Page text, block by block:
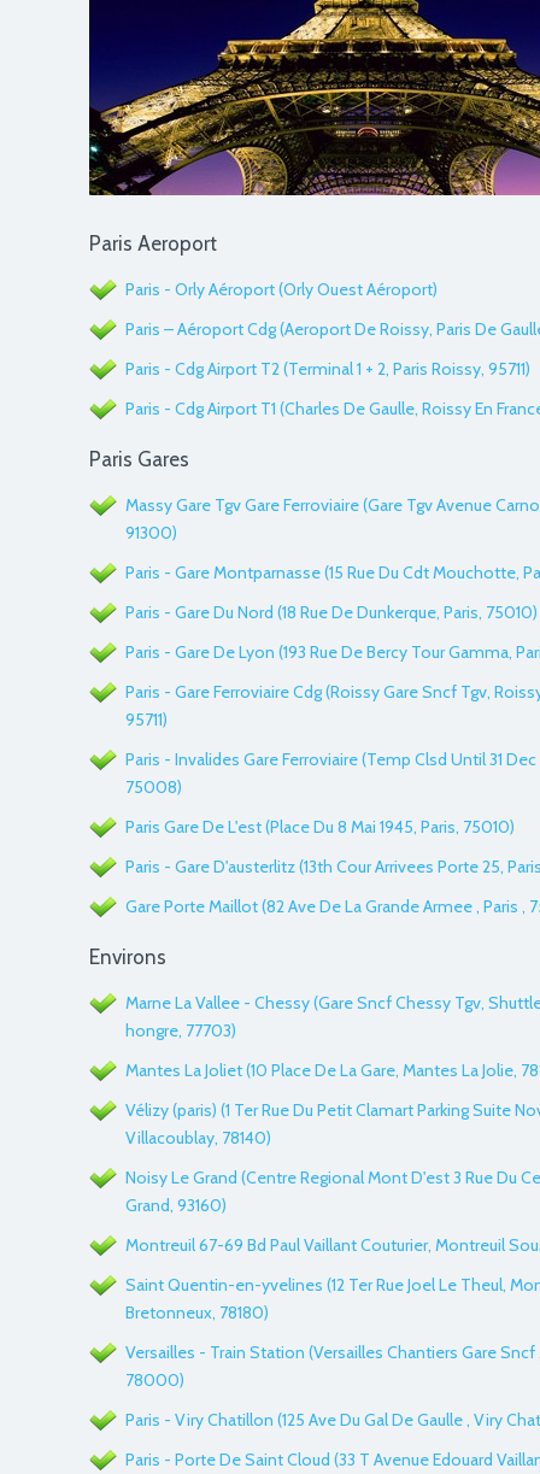
Paris Aeroport
Paris - Orly Aéroport (Orly Ouest Aéroport)
Paris – Aéroport Cdg (Aeroport De Roissy, Paris De
Paris - Cdg Airport T2 (Terminal 1 + 2, Paris Roissy, 95711)
Paris - Cdg Airport T1 (Charles De Gaulle, Roissy En
Paris Gares
Massy Gare Tgv Gare Ferroviaire (Gare Tgv Avenue
91300)
Paris - Gare Montparnasse (15 Rue Du Cdt Mouchotte,
Paris - Gare Du Nord (18 Rue De Dunkerque, Paris, 75010)
Paris - Gare De Lyon (193 Rue De Bercy Tour Gamma,
Paris - Gare Ferroviaire Cdg (Roissy Gare Sncf Tgv,
95711)
Paris - Invalides Gare Ferroviaire (Temp Clsd Until 31 Dec
75008)
Paris Gare De L'est (Place Du 8 Mai 1945, Paris, 75010)
Paris - Gare D'austerlitz (13th Cour Arrivees Porte 25,
Gare Porte Maillot (82 Ave De La Grande Armee , Paris ,
Environs
Marne La Vallee - Chessy (Gare Sncf Chessy Tgv,
hongre, 77703)
Mantes La Joliet (10 Place De La Gare, Mantes La Jolie,
Vélizy (paris) (1 Ter Rue Du Petit Clamart Parking Suite
Villacoublay, 78140)
Noisy Le Grand (Centre Regional Mont D'est 3 Rue Du
Grand, 93160)
Montreuil 67-69 Bd Paul Vaillant Couturier, Montreuil
Saint Quentin-en-yvelines (12 Ter Rue Joel Le Theul,
Bretonneux, 78180)
Versailles - Train Station (Versailles Chantiers Gare Sncf
78000)
Paris - Viry Chatillon (125 Ave Du Gal De Gaulle , Viry
Paris - Porte De Saint Cloud (33 T Avenue Edouard